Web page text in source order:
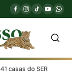
casas do SER